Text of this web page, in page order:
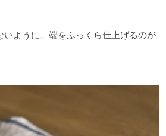
ように、端をふっくら仕上げるのが